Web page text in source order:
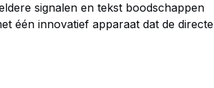
signalen en tekst boodschappen
één innovatief apparaat dat de directe
combineert met de helderheid van een